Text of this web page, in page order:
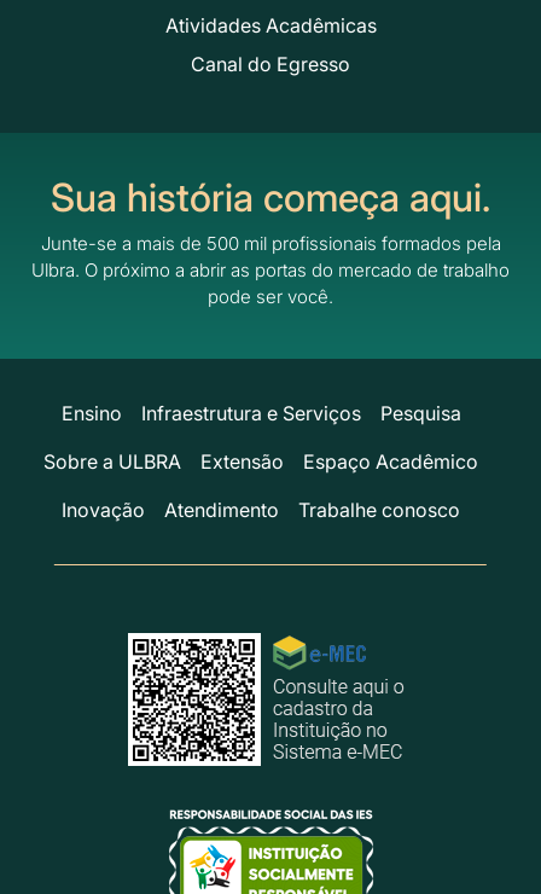
Atividades Acadêmicas
Canal do Egresso
Sua história começa aqui.
Junte-se a mais de 500 mil profissionais formados pela
Ulbra. O próximo a abrir as portas do mercado de trabalho
pode ser você.
Ensino Infraestrutura e Serviços
Pesquisa
Sobre a ULBRA
Extensão
Espaço Acadêmico
Inovação
Atendimento Trabalhe conosco